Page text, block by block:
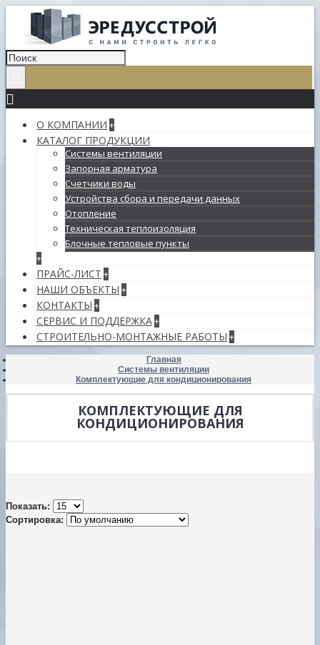
О КОМПАНИИ +
КАТАЛОГ ПРОДУКЦИИ
Системы вентиляции
Запорная арматура
Счетчики воды
Устройства сбора и передачи данных
Отопление
Техническая теплоизоляция
Блочные тепловые пункты
+
ПРАЙС-ЛИСТ +
НАШИ ОБЪЕКТЫ +
КОНТАКТЫ +
СЕРВИС И ПОДДЕРЖКА+
СТРОИТЕЛЬНО-МОНТАЖНЫЕ РАБОТЫ +
Главная
Системы вентиляции
Комплектующие для кондиционирования
КОМПЛЕКТУЮЩИЕ ДЛЯ
КОНДИЦИОНИРОВАНИЯ
Показать:
Сортировка: